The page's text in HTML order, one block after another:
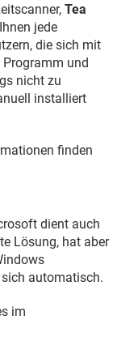
Tea
jede
die sich mit
und
nicht zu
installiert
finden
dient auch
Lösung, hat aber
automatisch.
im